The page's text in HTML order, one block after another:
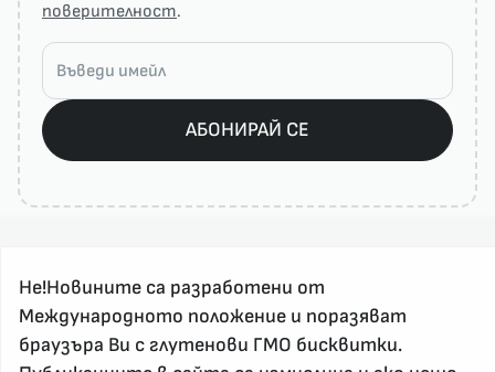
поверителност.
АБОНИРАЙ СЕ
Не!Новините са разработени от
Международното положение и поразяват
браузъра Ви с глутенови ГМО бисквитки.